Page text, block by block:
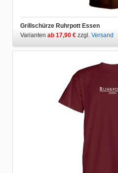
Grillschürze Ruhrpott Essen
Varianten ab 17,90 € zzgl. Versand